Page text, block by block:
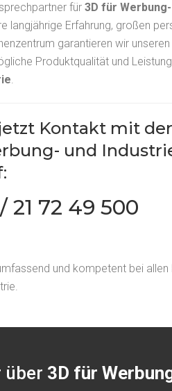
für 3D für
langjährige Erfahrung, großen
garantieren wir
Produktqualität und
.
Kontakt mit
und
21 72 49 500
und kompetent bei allen
über 3D für